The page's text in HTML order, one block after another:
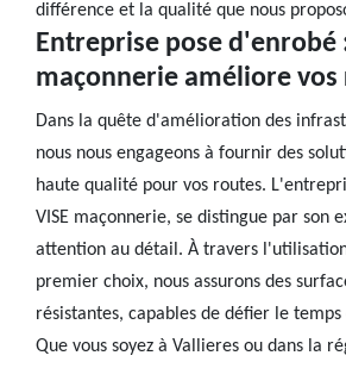
différence et la qualité que nous
Entreprise pose d'enrobé
maçonnerie améliore vos
Dans la quête d'amélioration des
nous nous engageons à fournir des
haute qualité pour vos routes.
VISE maçonnerie, se distingue par son
attention au détail. À travers
premier choix, nous assurons des
résistantes, capables de défier le
Que vous soyez à Vallieres ou dans la